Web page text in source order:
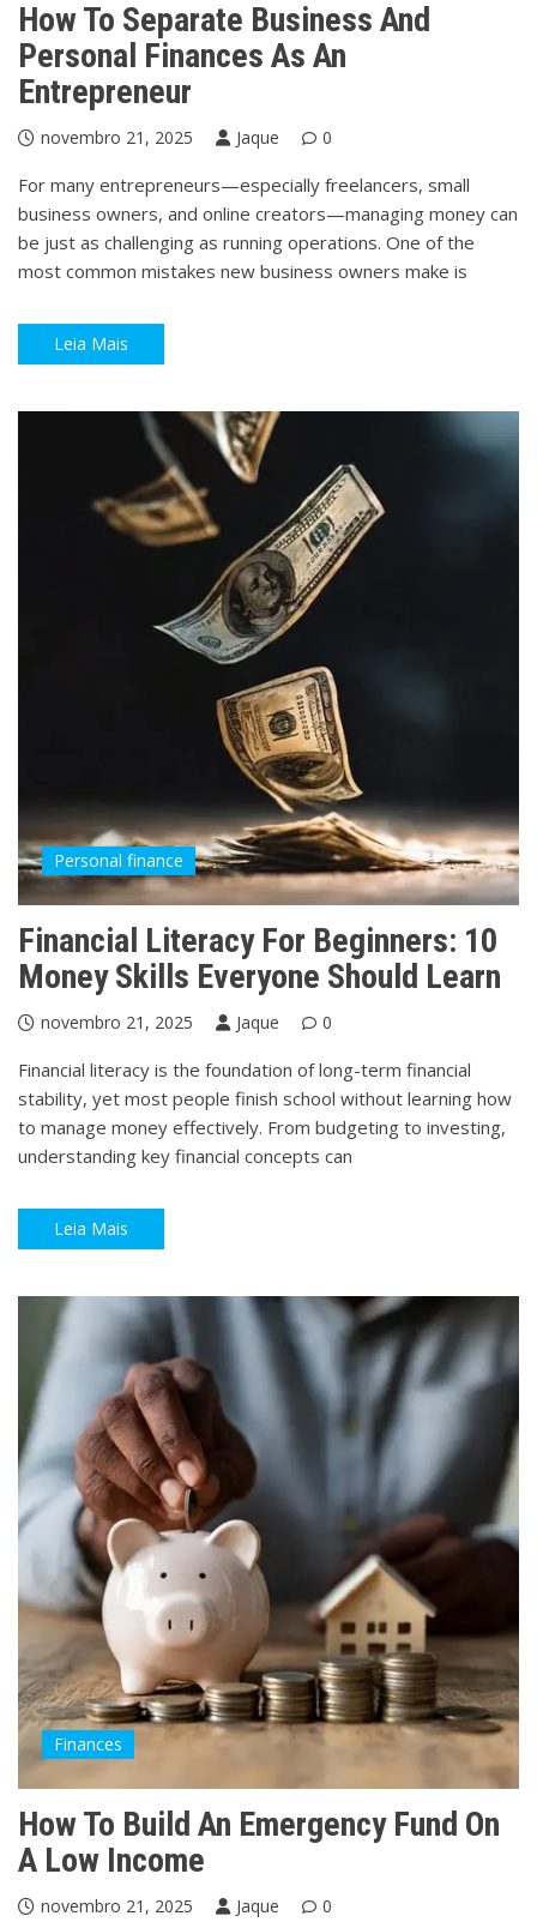
How To Separate Business And
Personal Finances As An
Entrepreneur
novembro 21, 2025 Jaque 0
For many entrepreneurs—especially freelancers, small
business owners, and online creators—managing money can
be just as challenging as running operations. One of the
most common mistakes new business owners make is
Leia Mais
Personal finance
Financial Literacy For Beginners: 10
Money Skills Everyone Should Learn
novembro 21, 2025 Jaque 0
Financial literacy is the foundation of long-term financial
stability, yet most people finish school without learning how
to manage money effectively. From budgeting to investing,
understanding key financial concepts can
Leia Mais
Finances
How To Build An Emergency Fund On
A Low Income
novembro 21, 2025 Jaque 0